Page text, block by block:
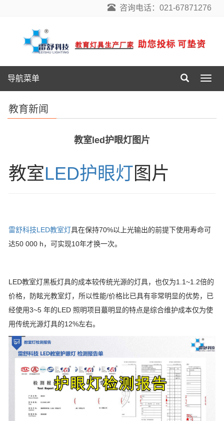
咨询电话：021-67871276
导
航
导航菜单
教育新闻
教室led护眼灯图片
教室LED护眼灯图片
雷舒科技LED教室灯具在保持70%以上光输出的前提下使用寿命可
达50 000 h，可实现10年才换一次。
LED教室灯黑板灯具的成本较传统光源的灯具，也仅为1.1~1.2倍的
价格，防眩光教室灯，所以性能/价格比已具有非常明显的优势，已
经使用3~5 年的LED 照明项目蕞明显的特点是综合维护成本仅为使
用传统光源灯具的12%左右。